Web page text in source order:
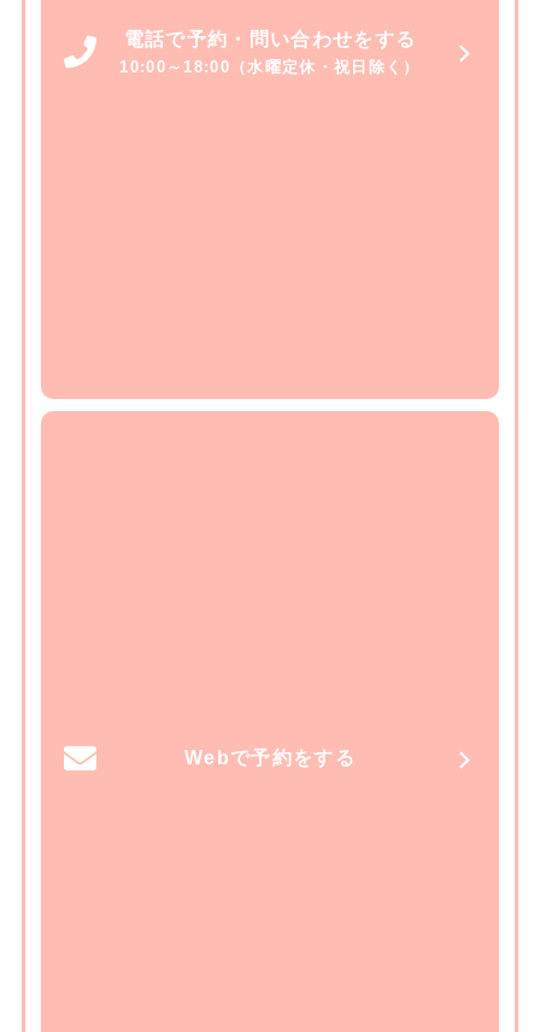
電話で予約・問い合わせをする
10:00～18:00（水曜定休・祝日除く）
Webで予約をする